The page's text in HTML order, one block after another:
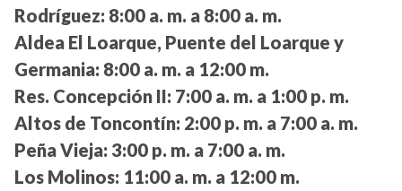
Rodríguez: 8:00 a. m. a 8:00 a. m.
Aldea El Loarque, Puente del Loarque y
Germania: 8:00 a. m. a 12:00 m.
Res. Concepción II: 7:00 a. m. a 1:00 p. m.
Altos de Toncontín: 2:00 p. m. a 7:00 a. m.
Peña Vieja: 3:00 p. m. a 7:00 a. m.
Los Molinos: 11:00 a. m. a 12:00 m.